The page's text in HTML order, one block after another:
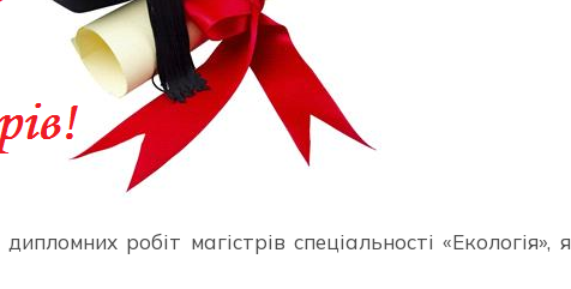
робіт магістрів спеціальності «Екологія»,